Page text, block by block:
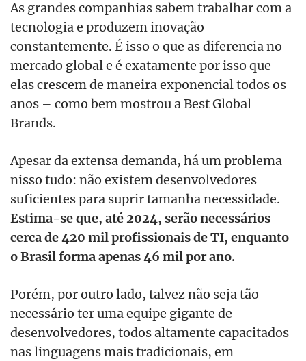
As grandes companhias sabem trabalhar com a
tecnologia e produzem inovação
constantemente. É isso o que as diferencia no
mercado global e é exatamente por isso que
elas crescem de maneira exponencial todos os
anos – como bem mostrou a Best Global
Brands.
Apesar da extensa demanda, há um problema
nisso tudo: não existem desenvolvedores
suficientes para suprir tamanha necessidade.
Estima-se que, até 2024, serão necessários
cerca de 420 mil profissionais de TI, enquanto
o Brasil forma apenas 46 mil por ano.
Porém, por outro lado, talvez não seja tão
necessário ter uma equipe gigante de
desenvolvedores, todos altamente capacitados
nas linguagens mais tradicionais, em